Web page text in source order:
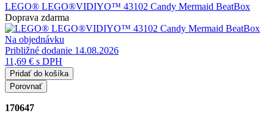
LEGO® LEGO®VIDIYO™ 43102 Candy Mermaid BeatBox
Doprava zdarma
Na objednávku
Približné dodanie 14.08.2026
11,69 € s DPH
Pridať do košíka
Porovnať
170647